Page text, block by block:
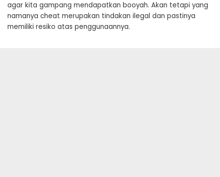
agar kita gampang mendapatkan booyah. Akan tetapi yang
namanya cheat merupakan tindakan ilegal dan pastinya
memiliki resiko atas penggunaannya.